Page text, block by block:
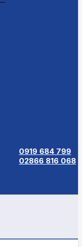
0919 684 799
02866 816 068